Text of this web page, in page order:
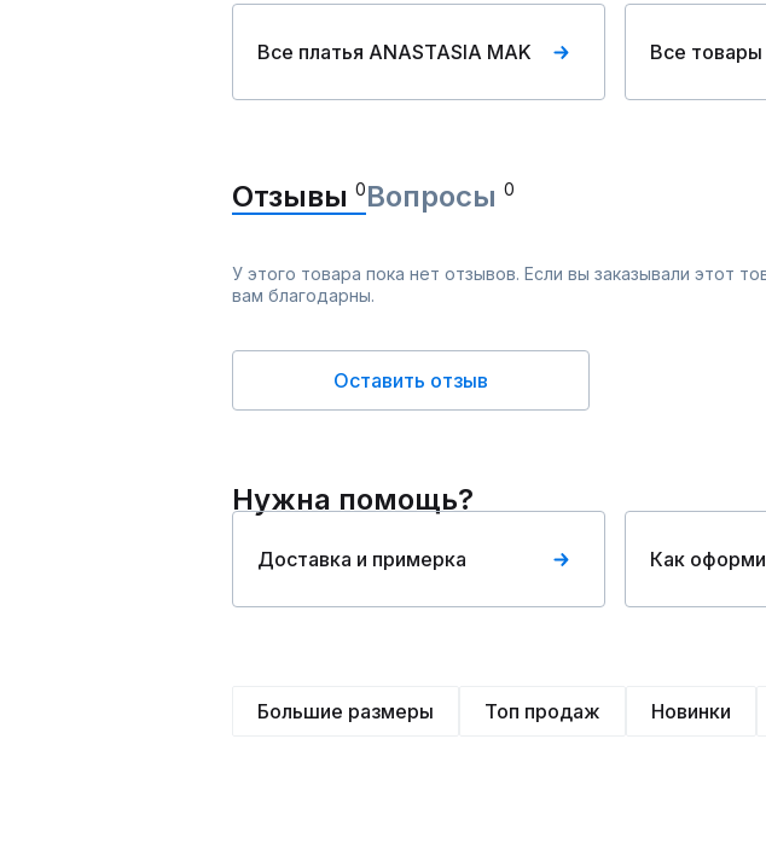
Все платья ANASTASIA MAK Все товары
Отзывы 0Вопросы 0
У этого товара пока нет отзывов. Если вы заказывали этот
вам благодарны.
Оставить отзыв
Нужна помощь?
Доставка и примерка Как
Большие размеры Топ продаж Новинки